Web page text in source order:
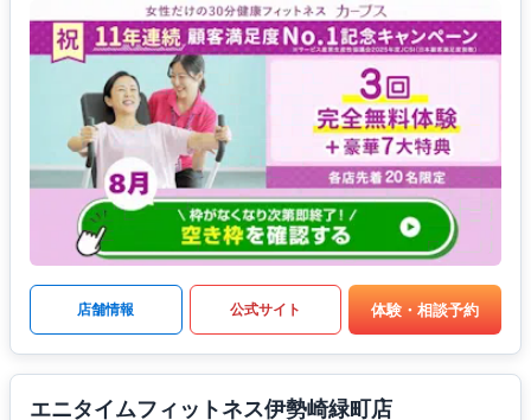
店舗情報 公式サイト 体験・相談予約
エニタイムフィットネス伊勢崎緑町店